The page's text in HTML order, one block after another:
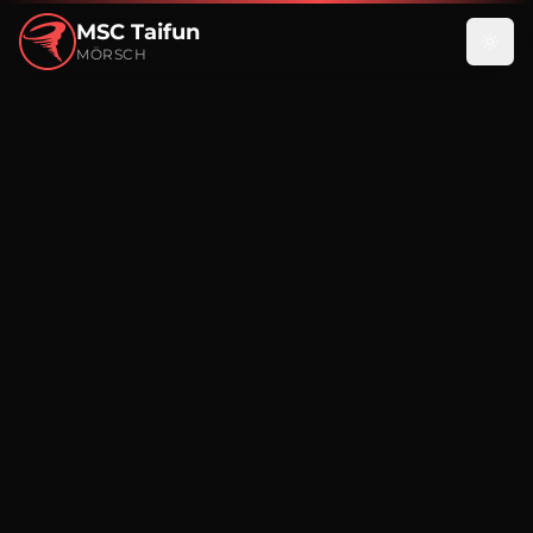
MSC Taifun
MÖRSCH